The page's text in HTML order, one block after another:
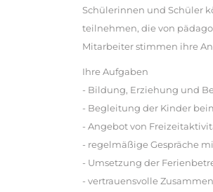
Schülerinnen und Schüler
teilnehmen, die von
Mitarbeiter stimmen ihre
Ihre Aufgaben
- Bildung, Erziehung und
- Begleitung der Kinder
- Angebot von
- regelmäßige Gespräche
- Umsetzung der
- vertrauensvolle